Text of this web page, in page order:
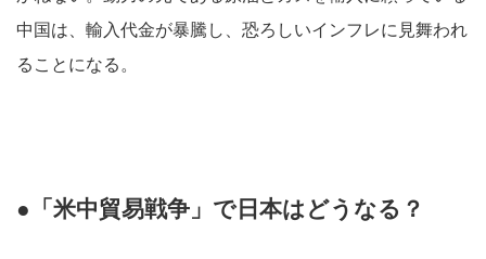
中国は、輸入代金が暴騰し、恐ろしいインフレに見舞われ
ることになる。
●「米中貿易戦争」で日本はどうなる？